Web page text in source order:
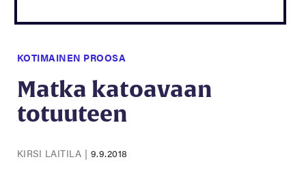
KOTIMAINEN PROOSA
Matka katoavaan
totuuteen
KIRSI LAITILA | 9.9.2018